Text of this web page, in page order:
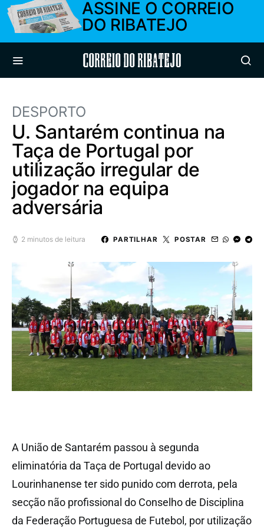
ASSINE O CORREIO
DO RIBATEJO
Correio do Ribatejo
DESPORTO
U. Santarém continua na
Taça de Portugal por
utilização irregular de
jogador na equipa
adversária
2 minutos de leitura PARTILHAR POSTAR
A União de Santarém passou à segunda
eliminatória da Taça de Portugal devido ao
Lourinhanense ter sido punido com derrota, pela
secção não profissional do Conselho de Disciplina
da Federação Portuguesa de Futebol, por utilização